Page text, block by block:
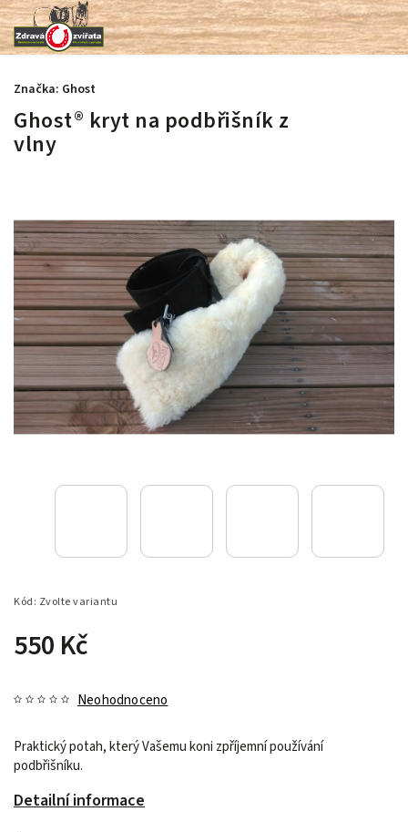
Ghost® kryt na podbřišník z
vlny
Kód: Zvolte variantu
550 Kč
Neohodnoceno
Praktický potah, který Vašemu koni zpříjemní používání
podbřišníku.
Detailní informace
Značka: Ghost